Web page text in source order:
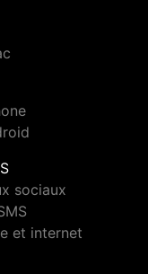
sociaux
et internet